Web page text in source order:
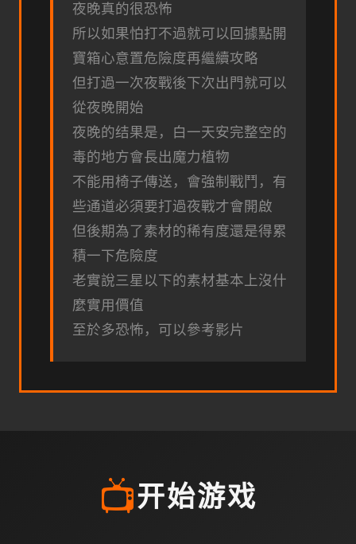
夜晚真的很恐怖
所以如果怕打不過就可以回據點開
寶箱心意置危險度再繼續攻略
但打過一次夜戰後下次出門就可以
從夜晚開始
夜晚的结果是，白一天安完整空的
毒的地方會長出魔力植物
不能用椅子傳送，會強制戰鬥，有
些通道必須要打過夜戰才會開啟
但後期為了素材的稀有度還是得累
積一下危險度
老實說三星以下的素材基本上沒什
麼實用價值
至於多恐怖，可以參考影片
📺开始游戏